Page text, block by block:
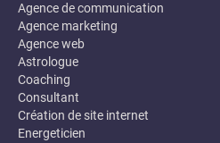
Agence de communication
Agence marketing
Agence web
Astrologue
Coaching
Consultant
Création de site internet
Energeticien